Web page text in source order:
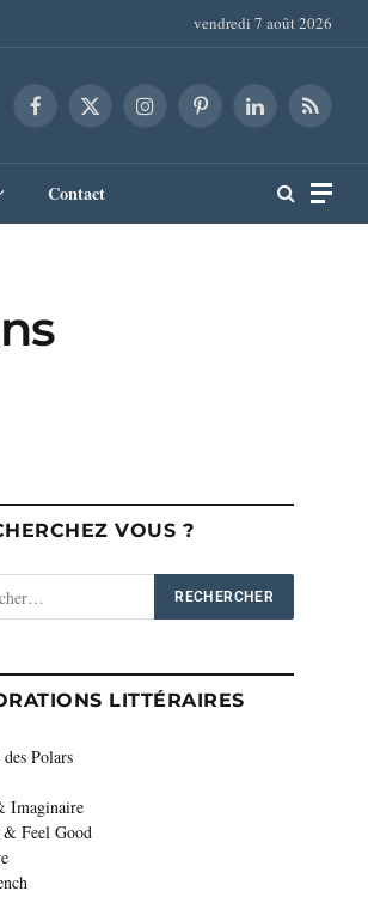
vendredi 7 août 2026
Facebook
X
InstagramPinterestLinkedInRSS
Contact
VOUS ?
LITTÉRAIRES
Polars
Imaginaire
& Feel Good